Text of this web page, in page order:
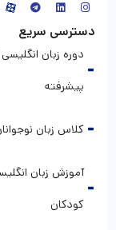
دسترسی سریع
دوره زبان
پیشرفته
کلاس زبان
آموزش زبان
کودکان